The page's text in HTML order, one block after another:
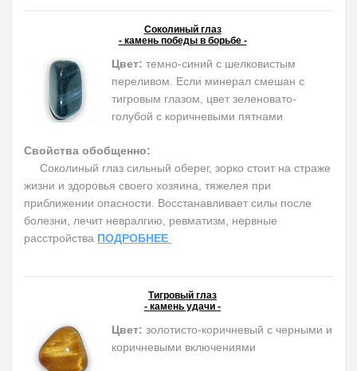
Соколиный глаз
- камень победы в борьбе -
Цвет: темно-синий с шелковистым
переливом. Если минерал смешан с
тигровым глазом, цвет зеленовато-
голубой с коричневыми пятнами
Свойства обобщенно:
Соколиный глаз сильный оберег, зорко стоит на страже
жизни и здоровья своего хозяина, тяжелея при
приближении опасности. Восстанавливает силы после
болезни, лечит невралгию, ревматизм, нервные
расстройства ПОДРОБНЕЕ
Тигровый глаз
- камень удачи -
Цвет: золотисто-коричневый с черными и
коричневыми включениями